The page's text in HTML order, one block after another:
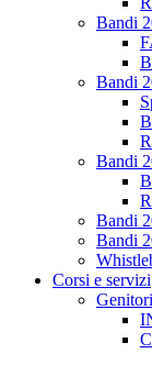
Bandi
Bandi
Bandi
Bandi
Bandi
Corsi e servizi